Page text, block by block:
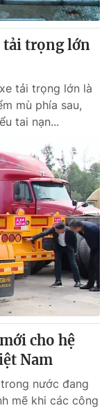
có sự chấp
khi phát hành lại
tải trọng lớn
tải trọng lớn là
mù phía sau,
tai nạn...
cho hệ
Nam
nước đang
mẽ khi các công